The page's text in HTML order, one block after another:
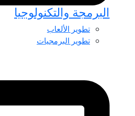
البرمجة والتكنولوجيا
تطوير الألعاب
تطوير البرمجيات